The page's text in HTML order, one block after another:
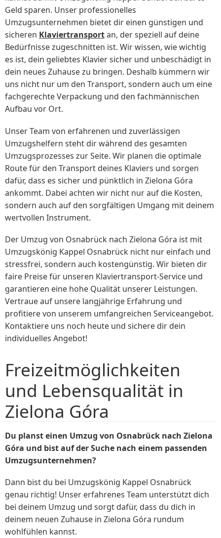
Geld sparen. Unser professionelles
Umzugsunternehmen bietet dir einen günstigen und
sicheren Klaviertransportan, der speziell auf deine
Bedürfnisse zugeschnitten ist. Wir wissen, wie wichtig
es ist, dein geliebtes Klavier sicher und unbeschädigt in
dein neues Zuhause zu bringen. Deshalb kümmern wir
uns nicht nur um den Transport, sondern auch um eine
fachgerechte Verpackung und den fachmännischen
Aufbau vor Ort.
Unser Team von erfahrenen und zuverlässigen
Umzugshelfern steht dir während des gesamten
Umzugsprozesses zur Seite. Wir planen die optimale
Route für den Transport deines Klaviers und sorgen
dafür, dass es sicher und pünktlich in Zielona Góra
ankommt. Dabei achten wir nicht nur auf die Kosten,
sondern auch auf den sorgfältigen Umgang mit deinem
wertvollen Instrument.
Der Umzug von Osnabrück nach Zielona Góra ist mit
Umzugskönig Kappel Osnabrück nicht nur einfach und
stressfrei, sondern auch kostengünstig. Wir bieten dir
faire Preise für unseren Klaviertransport-Service und
garantieren eine hohe Qualität unserer Leistungen.
Vertraue auf unsere langjährige Erfahrung und
profitiere von unserem umfangreichen Serviceangebot.
Kontaktiere uns noch heute und sichere dir dein
individuelles Angebot!
Freizeitmöglichkeiten
und Lebensqualität in
Zielona Góra
Du planst einen Umzug von Osnabrück nach Zielona
Góra und bist auf der Suche nach einem passenden
Umzugsunternehmen?
Dann bist du bei Umzugskönig Kappel Osnabrück
genau richtig! Unser erfahrenes Team unterstützt dich
bei deinem Umzug und sorgt dafür, dass du dich in
deinem neuen Zuhause in Zielona Góra rundum
wohlfühlen kannst.